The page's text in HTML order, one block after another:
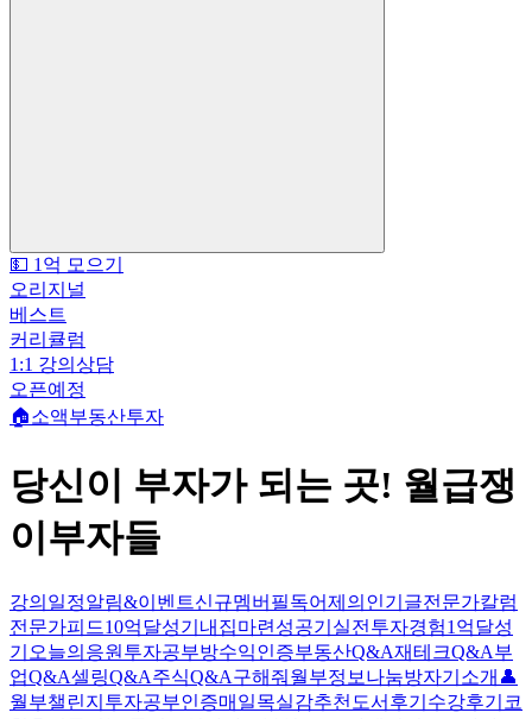
💵 1억 모으기
오리지널
베스트
커리큘럼
1:1 강의상담
오픈예정
🏠소액부동산투자
당신이 부자가 되는 곳! 월급쟁
이부자들
강의일정알림&이벤트신규멤버필독어제의인기글전문가칼럼
전문가피드10억달성기 내집마련성공기 실전투자경험1억달성
기 오늘의응원 투자공부방수익인증부동산Q&A재테크Q&A부
업Q&A셀링Q&A주식Q&A구해줘월부정보나눔방자기소개👤
월부챌린지 투자공부인증매일목실감추천도서후기 수강후기 코